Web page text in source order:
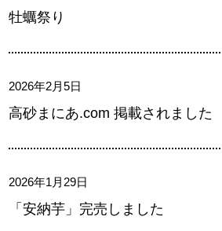
牡蠣祭り
2026年2月5日
高砂まにあ.com 掲載されました
2026年1月29日
「安納芋」完売しました